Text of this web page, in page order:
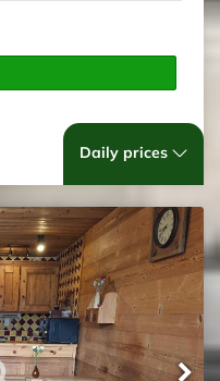
Daily prices